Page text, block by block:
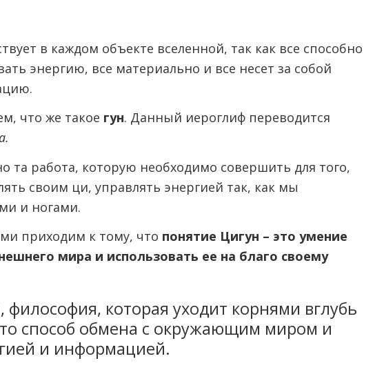
в каждом объекте вселенной, так как все способно
энергию, все материально и все несет за собой
что же такое гун. Данный иероглиф переводится
та работа, которую необходимо совершить для того,
своим ци, управлять энергией так, как мы
и ногами.
приходим к тому, что понятие Цигун – это умение
мира и использовать ее на благо своему
философия, которая уходит корнями вглубь
способ обмена с окружающим миром и
и информацией.